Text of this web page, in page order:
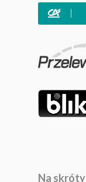
Na skróty